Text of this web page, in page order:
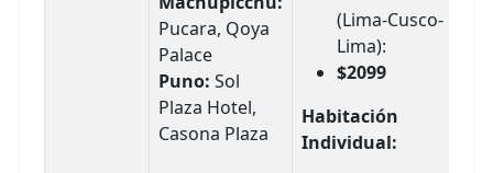
Pucara, Qoya
Palace
Puno: Sol
Plaza Hotel,
Casona Plaza
(Lima-Cusco-
Lima):
$2099
Habitación
Individual: